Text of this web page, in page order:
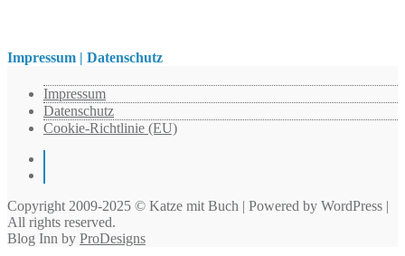
Impressum | Datenschutz
Impressum
Datenschutz
Cookie-Richtlinie (EU)
Copyright 2009-2025 © Katze mit Buch | Powered by WordPress |
All rights reserved.
Blog Inn by ProDesigns